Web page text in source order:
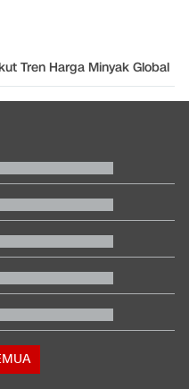
Tren Harga Minyak Global
Gunung Gede Pangrango
2026: Rivera Pemain
Laga Hidup-Mati Lawan
Bisa Buat Daftar TNI-Polri
Pendahuluan AS, Pelobi